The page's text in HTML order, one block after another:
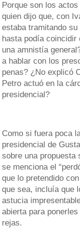
Porque son los
quien dijo que, con
estaba tramitando su
hasta podía
una amnistía
a hablar con los
penas? ¿No explicó
Petro actuó en la
presidencial?
Como si fuera poca
presidencial de
sobre una propuesta
se menciona el
que lo pretendido
que sea, incluía que
astucia
abierta para
rejas.